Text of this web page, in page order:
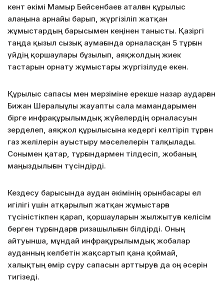
кент әкімі Мамыр Бейсенбаев аталған құрылыс
алаңына арнайы барып, жүргізіліп жатқан
жұмыстардың барысымен кеңінен танысты. Қазіргі
таңда қызыл сызық аумағында орналасқан 5 тұрғын
үйдің қоршаулары бұзылып, аяқжолдың жиек
тастарын орнату жұмыстары жүргізілуде екен.
Құрылыс сапасы мен мерзіміне ерекше назар аударған
Бижан Шералыұлы жауапты сала мамандарымен
бірге инфрақұрылымдық жүйелердің орналасуын
зерделеп, аяқжол құрылысына кедергі келтіріп тұрған
газ желілерін ауыстыру мәселелерін талқылады.
Сонымен қатар, тұрғындармен тілдесіп, жобаның
маңыздылығын түсіндірді.
Кездесу барысында аудан әкімінің орынбасары ел
игілігі үшін атқарылып жатқан жұмыстарға
түсіністікпен қарап, қоршауларын жылжытуға келісім
берген тұрғындарға ризашылығын білдірді. Оның
айтуынша, мұндай инфрақұрылымдық жобалар
ауданның келбетін жақсартып қана қоймай,
халықтың өмір сүру сапасын арттыруға да оң әсерін
тигізеді.